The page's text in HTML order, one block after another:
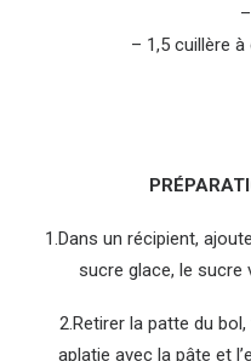
– 1,5 cuillère
1.Dans un récipient,
sucre glace, le sucre
2.Retirer la patte du
aplatie avec la pâte et